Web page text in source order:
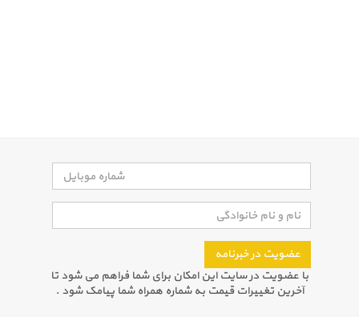
عضویت در خبرنامه
با عضویت در سایت این امکان برای شما فراهم می شود تا
آخرین تغییرات قیمت به شماره همراه شما پیامک شود .